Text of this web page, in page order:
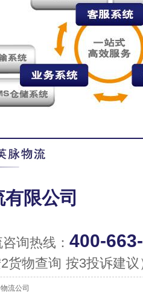
限公司
询热线： 400-
货物查询 按3投诉建议
流公司